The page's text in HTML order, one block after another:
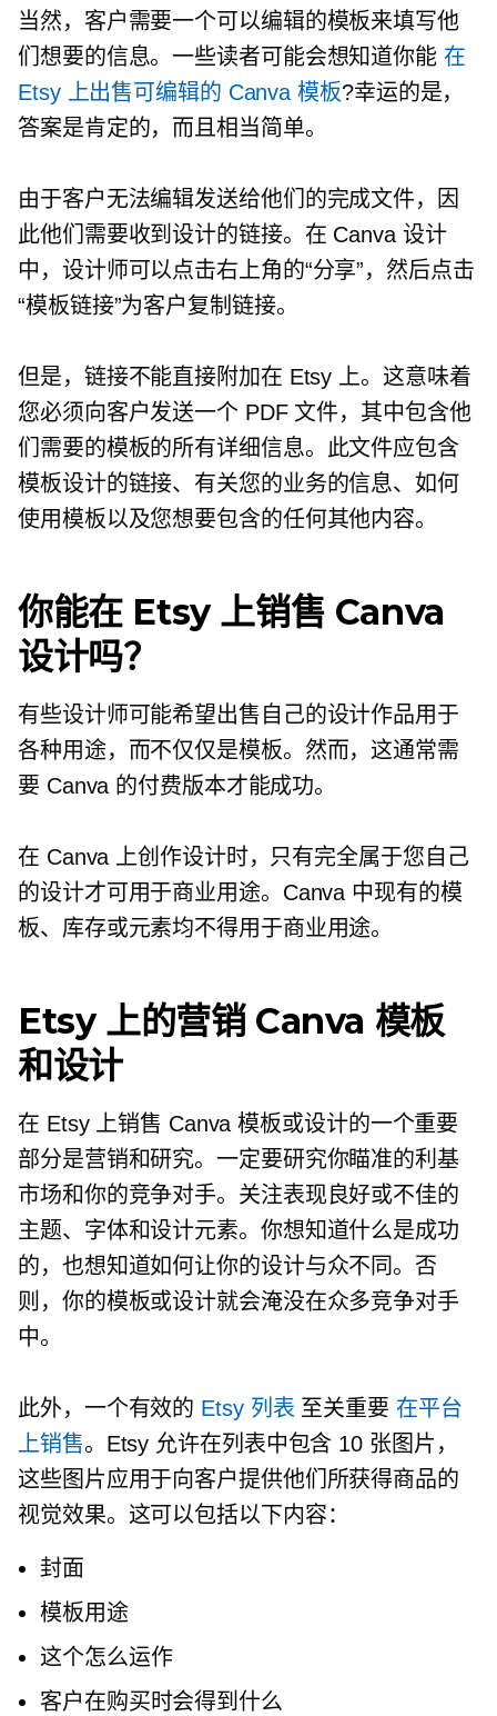
当然，客户需要一个可以编辑的模板来填写他
们想要的信息。一些读者可能会想知道你能 在
Etsy 上出售可编辑的 Canva 模板?幸运的是，
答案是肯定的，而且相当简单。
由于客户无法编辑发送给他们的完成文件，因
此他们需要收到设计的链接。在 Canva 设计
中，设计师可以点击右上角的“分享”，然后点击
“模板链接”为客户复制链接。
但是，链接不能直接附加在 Etsy 上。这意味着
您必须向客户发送一个 PDF 文件，其中包含他
们需要的模板的所有详细信息。此文件应包含
模板设计的链接、有关您的业务的信息、如何
使用模板以及您想要包含的任何其他内容。
你能在 Etsy 上销售 Canva
设计吗？
有些设计师可能希望出售自己的设计作品用于
各种用途，而不仅仅是模板。然而，这通常需
要 Canva 的付费版本才能成功。
在 Canva 上创作设计时，只有完全属于您自己
的设计才可用于商业用途。Canva 中现有的模
板、库存或元素均不得用于商业用途。
Etsy 上的营销 Canva 模板
和设计
在 Etsy 上销售 Canva 模板或设计的一个重要
部分是营销和研究。一定要研究你瞄准的利基
市场和你的竞争对手。关注表现良好或不佳的
主题、字体和设计元素。你想知道什么是成功
的，也想知道如何让你的设计与众不同。否
则，你的模板或设计就会淹没在众多竞争对手
中。
此外，一个有效的 Etsy 列表 至关重要 在平台
上销售。Etsy 允许在列表中包含 10 张图片，
这些图片应用于向客户提供他们所获得商品的
视觉效果。这可以包括以下内容：
封面
模板用途
这个怎么运作
客户在购买时会得到什么